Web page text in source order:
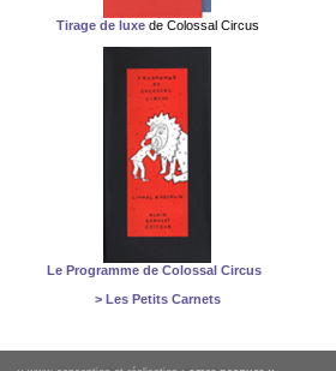
Tirage de luxede Colossal Circus
Le Programme de Colossal Circus
> Les Petits Carnets